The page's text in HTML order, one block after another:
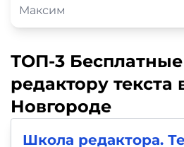
Максим
ТОП-3
редактору
Новгороде
Школа редактора.